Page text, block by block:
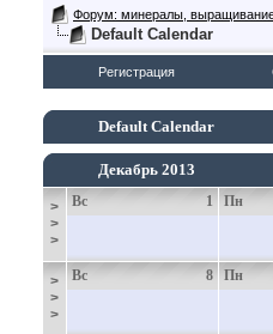
Форум: минералы, выращивание
Default Calendar
Регистрация
Default Calendar
Декабрь 2013
>
>
>
1
Вс Пн
>
>
>
8
Вс Пн